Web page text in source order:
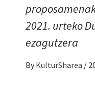
2021. urteko
ezagutzera
By KulturSharea /